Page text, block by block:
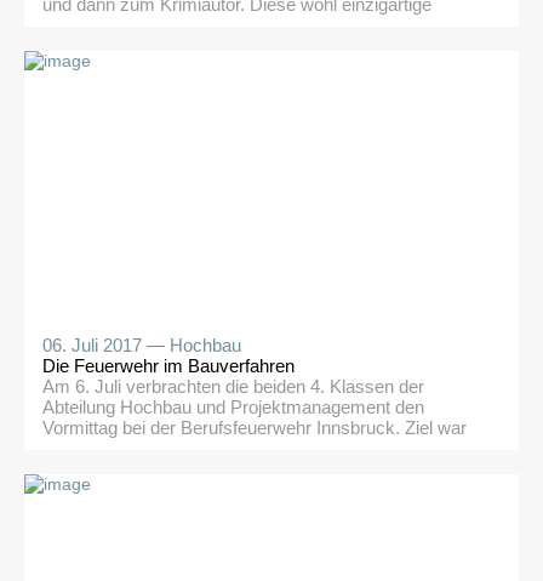
und dann zum Krimiautor. Diese wohl einzigartige
gekommen ist. In einem besonders interessanten
06. Juli 2017 — Hochbau
Die Feuerwehr im Bauverfahren
Am 6. Juli verbrachten die beiden 4. Klassen der
Abteilung Hochbau und Projektmanagement den
Vormittag bei der Berufsfeuerwehr Innsbruck. Ziel war
Baustellen oder in der Planung näher zu bringen.